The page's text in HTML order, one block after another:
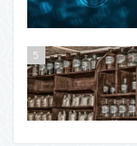
5